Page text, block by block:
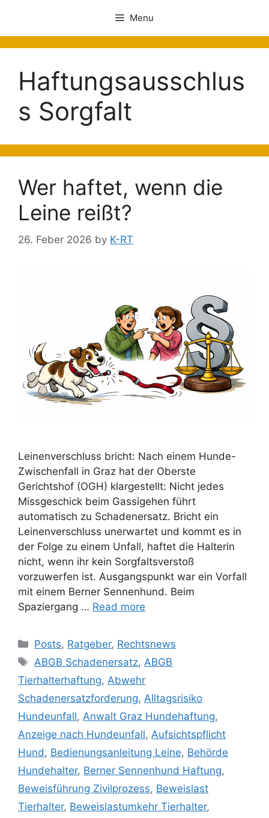
Menu
Haftungsausschlus
s Sorgfalt
Wer haftet, wenn die
Leine reißt?
26. Feber 2026 by K-RT
Leinenverschluss bricht: Nach einem Hunde-
Zwischenfall in Graz hat der Oberste
Gerichtshof (OGH) klargestellt: Nicht jedes
Missgeschick beim Gassigehen führt
automatisch zu Schadenersatz. Bricht ein
Leinenverschluss unerwartet und kommt es in
der Folge zu einem Unfall, haftet die Halterin
nicht, wenn ihr kein Sorgfaltsverstoß
vorzuwerfen ist. Ausgangspunkt war ein Vorfall
mit einem Berner Sennenhund. Beim
Spaziergang … Read more
Posts, Ratgeber, Rechtsnews
ABGB Schadenersatz,ABGB
Tierhalterhaftung, Abwehr
Schadenersatzforderung, Alltagsrisiko
Hundeunfall, Anwalt Graz Hundehaftung,
Anzeige nach Hundeunfall, Aufsichtspflicht
Hund, Bedienungsanleitung Leine, Behörde
Hundehalter, Berner Sennenhund Haftung,
Beweisführung Zivilprozess, Beweislast
Tierhalter, Beweislastumkehr Tierhalter,